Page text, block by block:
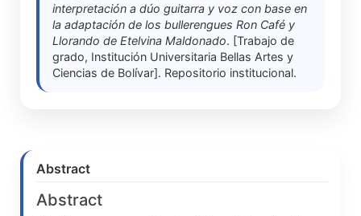
interpretación a dúo guitarra y voz con base en
la adaptación de los bullerengues Ron Café y
Llorando de Etelvina Maldonado. [Trabajo de
grado, Institución Universitaria Bellas Artes y
Ciencias de Bolívar]. Repositorio institucional.
Abstract
Abstract